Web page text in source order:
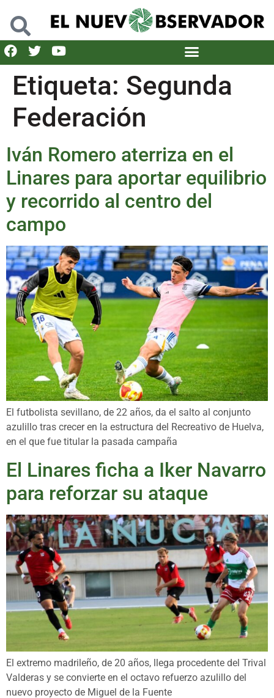
Etiqueta: Segunda
Federación
Iván Romero aterriza en el
Linares para aportar equilibrio
y recorrido al centro del
campo
El futbolista sevillano, de 22 años, da el salto al conjunto
azulillo tras crecer en la estructura del Recreativo de Huelva,
en el que fue titular la pasada campaña
El Linares ficha a Iker Navarro
para reforzar su ataque
El extremo madrileño, de 20 años, llega procedente del Trival
Valderas y se convierte en el octavo refuerzo azulillo del
nuevo proyecto de Miguel de la Fuente